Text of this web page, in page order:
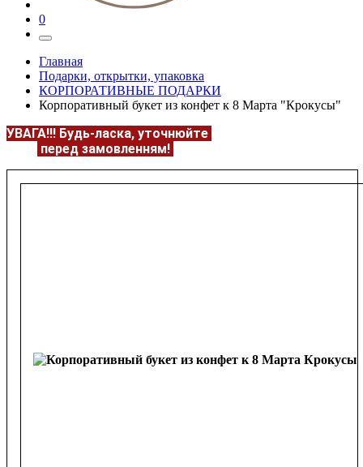
0
Главная
Подарки, открытки, упаковка
КОРПОРАТИВНЫЕ ПОДАРКИ
Корпоративный букет из конфет к 8 Марта "Крокусы"
УВАГА!!! Будь-ласка, уточнюйте
перед замовленням!